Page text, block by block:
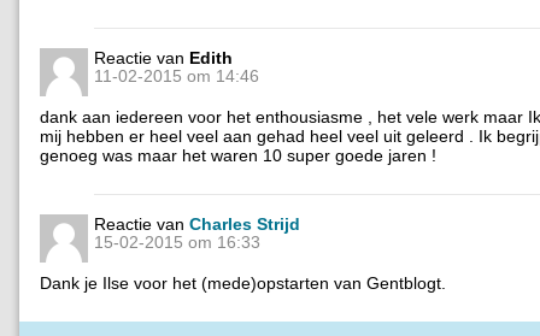
Reactie van Edith
11-02-2015 om 14:46
dank aan iedereen voor het enthousiasme , het vele werk maar
mij hebben er heel veel aan gehad heel veel uit geleerd . Ik
genoeg was maar het waren 10 super goede jaren !
Reactie van Charles Strijd
15-02-2015 om 16:33
Dank je Ilse voor het (mede)opstarten van Gentblogt.